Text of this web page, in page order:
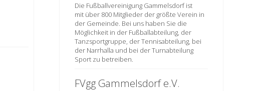
Die Fußballvereinigung Gammelsdorf ist
mit über 800 Mitglieder der größte Verein in
der Gemeinde. Bei uns haben Sie die
Möglichkeit in der Fußballabteilung, der
Tanzsportgruppe, der Tennisabteilung, bei
der Narrhalla und bei der Turnabteilung
Sport zu betreiben.
FVgg Gammelsdorf e.V.